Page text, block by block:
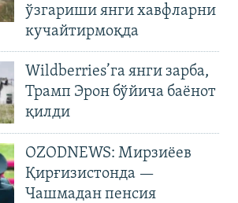
ўзгариши янги хавфларни
кучайтирмоқда
Wildberries’га янги зарба,
Трамп Эрон бўйича баёнот
қилди
OZODNEWS: Мирзиёев
Қирғизистонда —
Чашмадан пенсия